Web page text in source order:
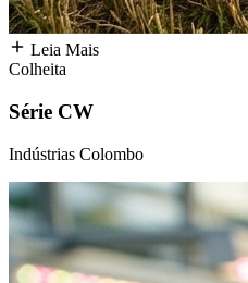
Leia Mais
Colheita
Série CW
Indústrias Colombo